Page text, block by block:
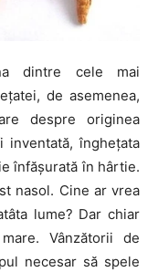
dintre cele mai
de asemenea,
despre originea
înghețata
înfășurată în hârtie.
nasol. Cine ar vrea
lume? Dar chiar
Vânzătorii de
necesar să spele